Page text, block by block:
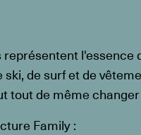
l'essence
ski, de surf et de
tout de même
Family :